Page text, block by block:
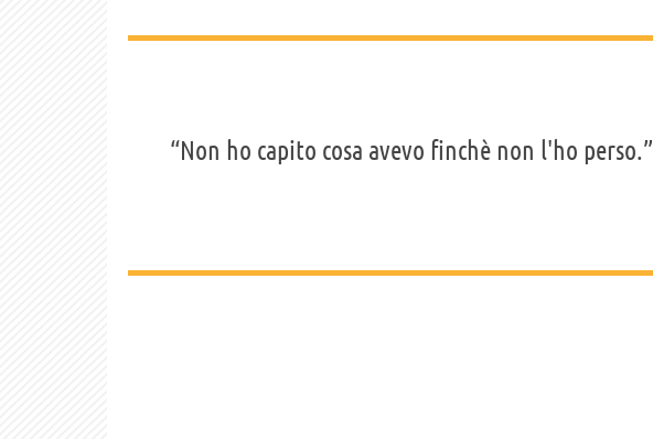
“Non ho capito cosa avevo finchè non l'ho perso.”